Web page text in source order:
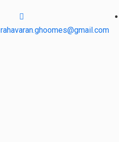
rahavaran.ghoomes@gmail.com